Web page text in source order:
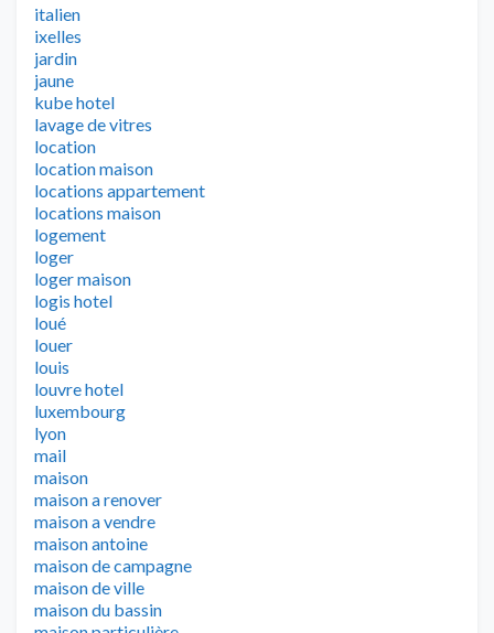
italien
ixelles
jardin
jaune
kube hotel
lavage de vitres
location
location maison
locations appartement
locations maison
logement
loger
loger maison
logis hotel
loué
louer
louis
louvre hotel
luxembourg
lyon
mail
maison
maison a renover
maison a vendre
maison antoine
maison de campagne
maison de ville
maison du bassin